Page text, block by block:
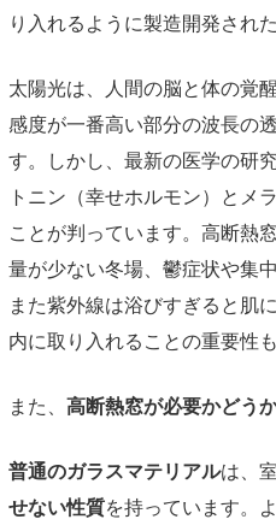
り入れるように製造開発され
太陽光は、人間の脳と体の覚
感度が一番高い部分の波長の
す。しかし、最新の医学の研
トニン（幸せホルモン）とメ
ことが判っています。高断熱
量が少ない冬場、鬱症状や集
また紫外線は浴びすぎると肌
内に取り入れることの重要性
また、 高断熱窓が必要かどう
普通のガラスマテリアルは、
せない性質を持っています。